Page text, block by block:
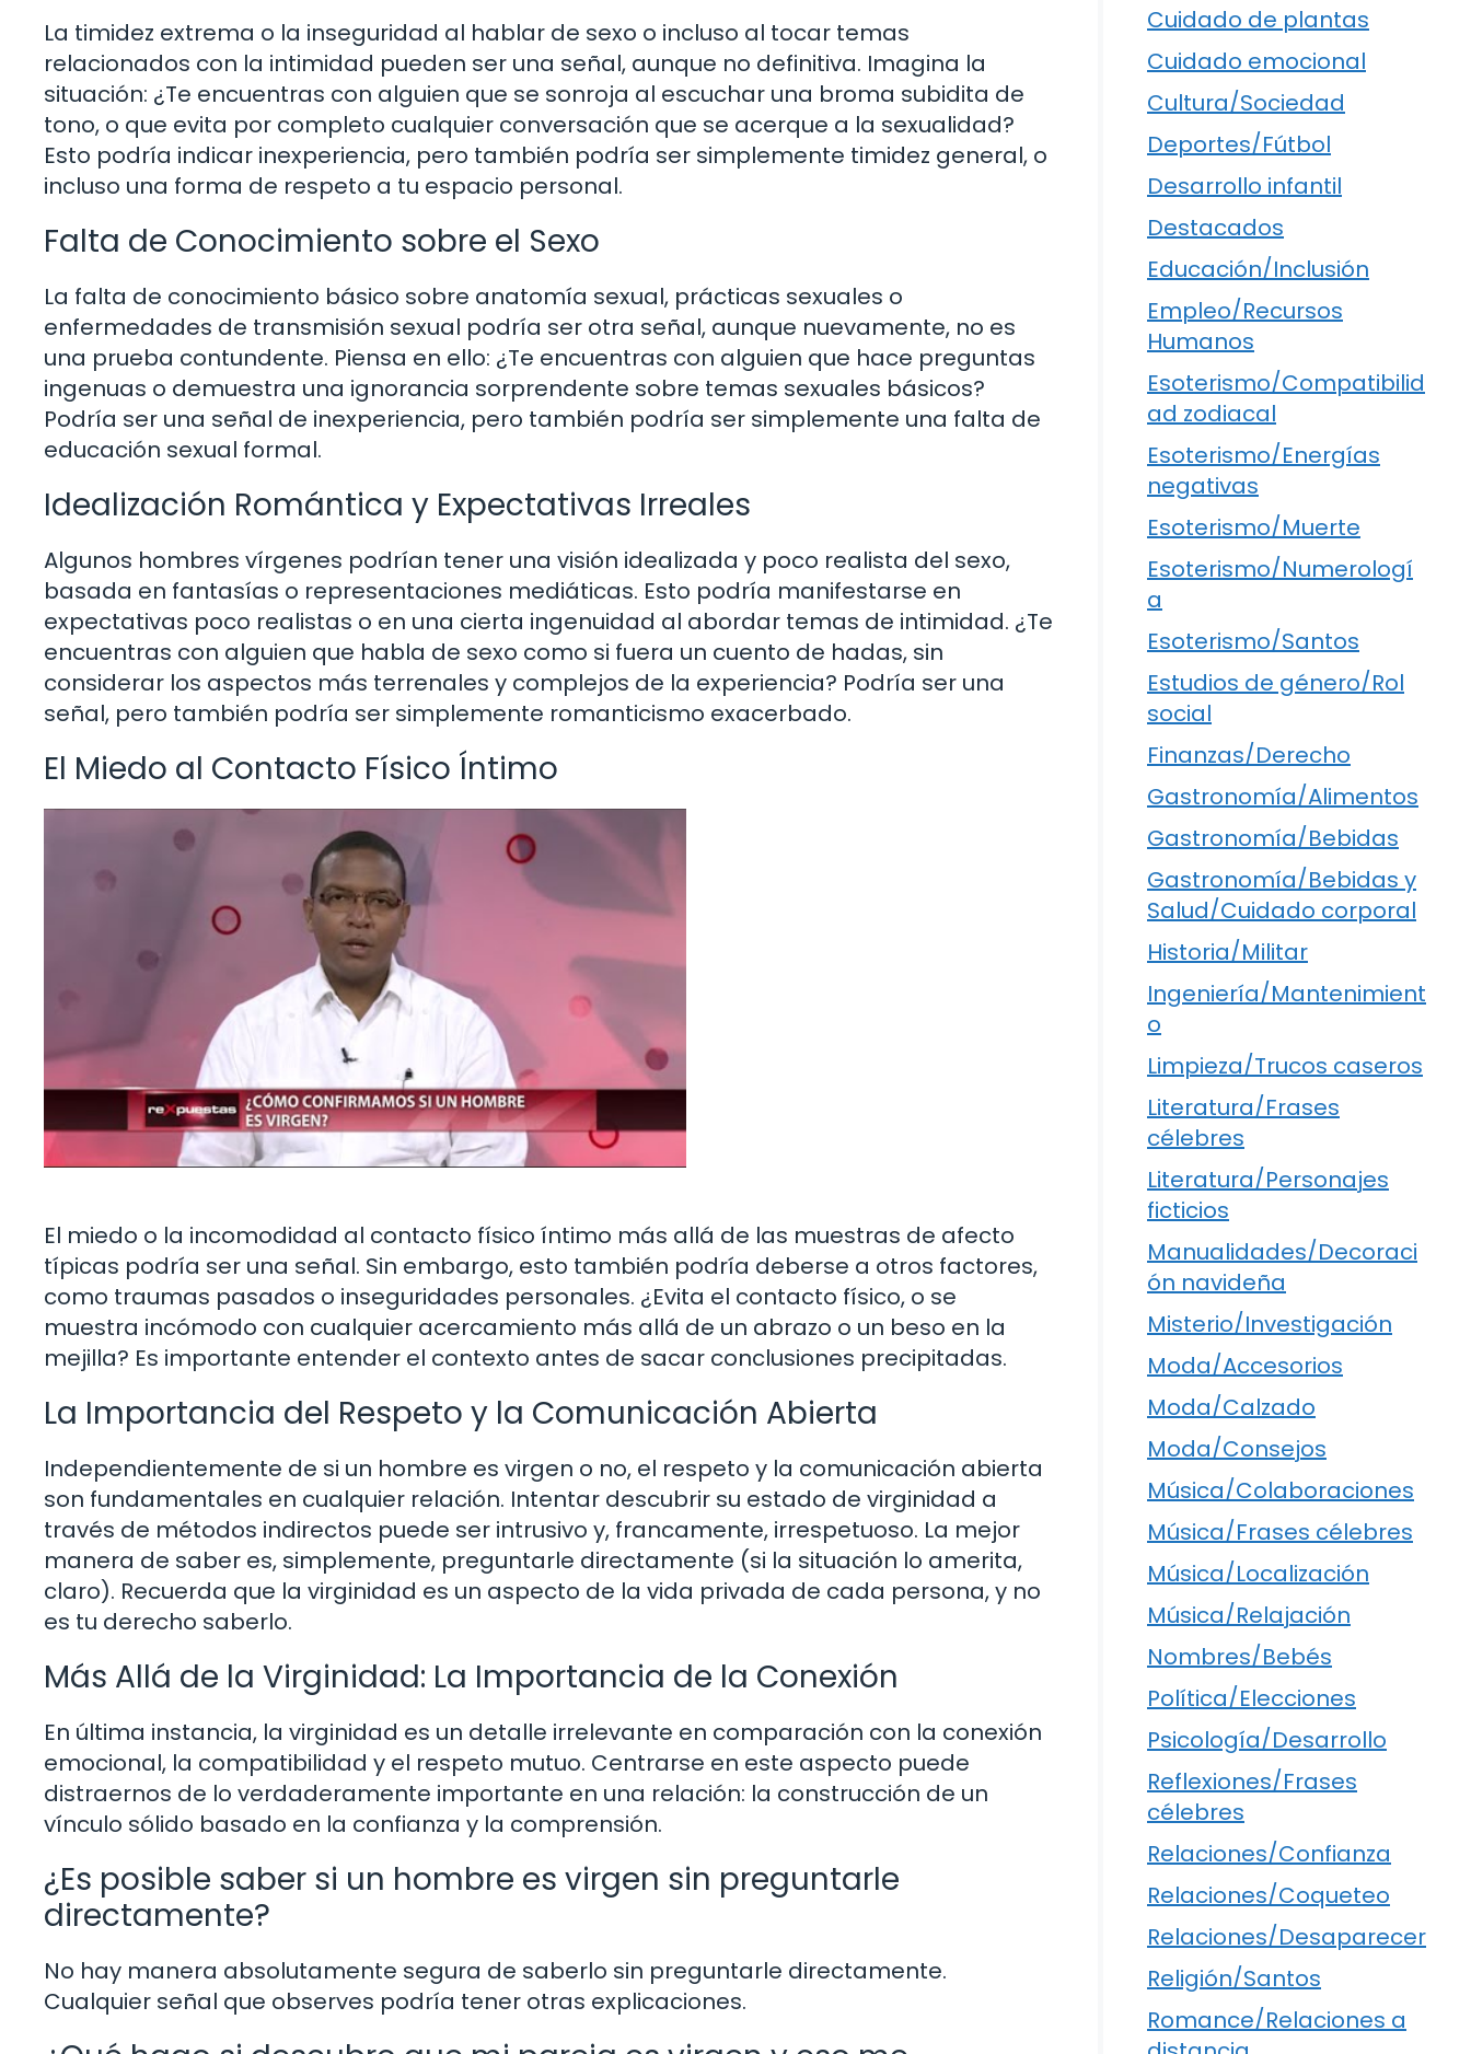
La timidez extrema o la inseguridad al hablar de sexo o incluso al tocar temas
relacionados con la intimidad pueden ser una señal, aunque no definitiva. Imagina la
situación: ¿Te encuentras con alguien que se sonroja al escuchar una broma subidita de
tono, o que evita por completo cualquier conversación que se acerque a la sexualidad?
Esto podría indicar inexperiencia, pero también podría ser simplemente timidez general, o
incluso una forma de respeto a tu espacio personal.
Falta de Conocimiento sobre el Sexo
La falta de conocimiento básico sobre anatomía sexual, prácticas sexuales o
enfermedades de transmisión sexual podría ser otra señal, aunque nuevamente, no es
una prueba contundente. Piensa en ello: ¿Te encuentras con alguien que hace preguntas
ingenuas o demuestra una ignorancia sorprendente sobre temas sexuales básicos?
Podría ser una señal de inexperiencia, pero también podría ser simplemente una falta de
educación sexual formal.
Idealización Romántica y Expectativas Irreales
Algunos hombres vírgenes podrían tener una visión idealizada y poco realista del sexo,
basada en fantasías o representaciones mediáticas. Esto podría manifestarse en
expectativas poco realistas o en una cierta ingenuidad al abordar temas de intimidad. ¿Te
encuentras con alguien que habla de sexo como si fuera un cuento de hadas, sin
considerar los aspectos más terrenales y complejos de la experiencia? Podría ser una
señal, pero también podría ser simplemente romanticismo exacerbado.
El Miedo al Contacto Físico Íntimo
El miedo o la incomodidad al contacto físico íntimo más allá de las muestras de afecto
típicas podría ser una señal. Sin embargo, esto también podría deberse a otros factores,
como traumas pasados o inseguridades personales. ¿Evita el contacto físico, o se
muestra incómodo con cualquier acercamiento más allá de un abrazo o un beso en la
mejilla? Es importante entender el contexto antes de sacar conclusiones precipitadas.
La Importancia del Respeto y la Comunicación Abierta
Independientemente de si un hombre es virgen o no, el respeto y la comunicación abierta
son fundamentales en cualquier relación. Intentar descubrir su estado de virginidad a
través de métodos indirectos puede ser intrusivo y, francamente, irrespetuoso. La mejor
manera de saber es, simplemente, preguntarle directamente (si la situación lo amerita,
claro). Recuerda que la virginidad es un aspecto de la vida privada de cada persona, y no
es tu derecho saberlo.
Más Allá de la Virginidad: La Importancia de la Conexión
En última instancia, la virginidad es un detalle irrelevante en comparación con la conexión
emocional, la compatibilidad y el respeto mutuo. Centrarse en este aspecto puede
distraernos de lo verdaderamente importante en una relación: la construcción de un
vínculo sólido basado en la confianza y la comprensión.
¿Es posible saber si un hombre es virgen sin preguntarle
directamente?
No hay manera absolutamente segura de saberlo sin preguntarle directamente.
Cualquier señal que observes podría tener otras explicaciones.
Cuidado de plantas
Cuidado emocional
Cultura/Sociedad
Deportes/Fútbol
Desarrollo infantil
Destacados
Educación/Inclusión
Empleo/Recursos
Humanos
Esoterismo/Compatibilid
ad zodiacal
Esoterismo/Energías
negativas
Esoterismo/Muerte
Esoterismo/Numerologí
a
Esoterismo/Santos
Estudios de género/Rol
social
Finanzas/Derecho
Gastronomía/Alimentos
Gastronomía/Bebidas
Gastronomía/Bebidas y
Salud/Cuidado corporal
Historia/Militar
Ingeniería/Mantenimient
o
Limpieza/Trucos caseros
Literatura/Frases
célebres
Literatura/Personajes
ficticios
Manualidades/Decoraci
ón navideña
Misterio/Investigación
Moda/Accesorios
Moda/Calzado
Moda/Consejos
Música/Colaboraciones
Música/Frases célebres
Música/Localización
Música/Relajación
Nombres/Bebés
Política/Elecciones
Psicología/Desarrollo
Reflexiones/Frases
célebres
Relaciones/Confianza
Relaciones/Coqueteo
Relaciones/Desaparecer
Religión/Santos
Romance/Relaciones a